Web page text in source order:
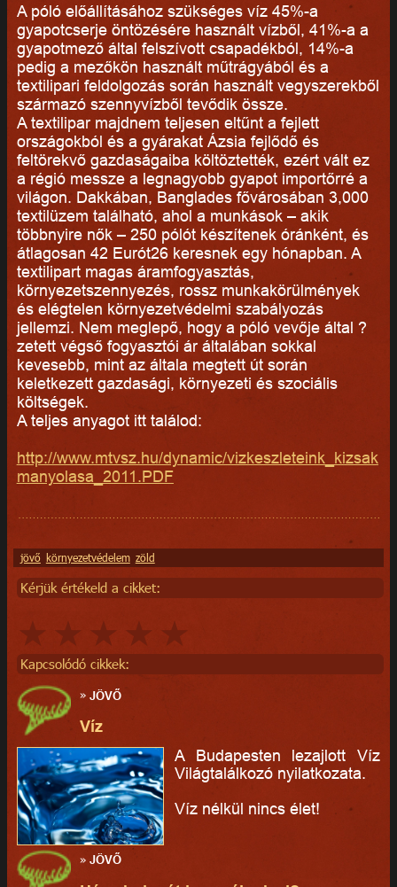
A póló előállításához szükséges víz 45%-a
gyapotcserje öntözésére használt vízből, 41%-a a
gyapotmező által felszívott csapadékból, 14%-a
pedig a mezőkön használt műtrágyából és a
textilipari feldolgozás során használt vegyszerekből
származó szennyvízből tevődik össze.
A textilipar majdnem teljesen eltűnt a fejlett
országokból és a gyárakat Ázsia fejlődő és
feltörekvő gazdaságaiba költöztették, ezért vált ez
a régió messze a legnagyobb gyapot importőrré a
világon. Dakkában, Banglades fővárosában 3,000
textilüzem található, ahol a munkások – akik
többnyire nők – 250 pólót készítenek óránként, és
átlagosan 42 Eurót26 keresnek egy hónapban. A
textilipart magas áramfogyasztás,
környezetszennyezés, rossz munkakörülmények
és elégtelen környezetvédelmi szabályozás
jellemzi. Nem meglepő, hogy a póló vevője által ?
zetett végső fogyasztói ár általában sokkal
kevesebb, mint az általa megtett út során
keletkezett gazdasági, környezeti és szociális
költségek.
A teljes anyagot itt találod:
http://www.mtvsz.hu/dynamic/vizkeszleteink_kizsak
manyolasa_2011.PDF
jövő környezetvédelem zöld
Kérjük értékeld a cikket:
Kapcsolódó cikkek:
»JÖVŐ
Víz
A Budapesten lezajlott Víz
Világtalálkozó nyilatkozata.
Víz nélkül nincs élet!
»JÖVŐ